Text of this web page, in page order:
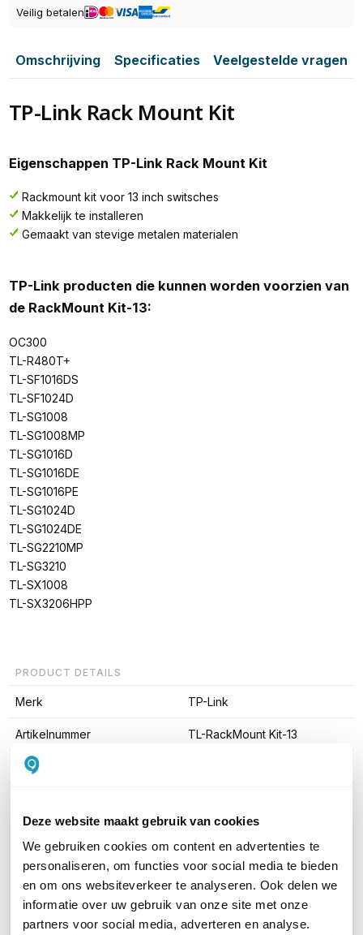
Deze website maakt gebruik van cookies
We gebruiken cookies om content en advertenties te
personaliseren, om functies voor social media te bieden
en om ons websiteverkeer te analyseren. Ook delen we
informatie over uw gebruik van onze site met onze
partners voor social media, adverteren en analyse.
Veilig betalen
Omschrijving Specificaties Veelgestelde vragen
TP-Link Rack Mount Kit
Eigenschappen TP-Link Rack Mount Kit
Rackmount kit voor 13 inch switsches
Makkelijk te installeren
Gemaakt van stevige metalen materialen
TP-Link producten die kunnen worden voorzien van
de RackMount Kit-13:
OC300
TL-R480T+
TL-SF1016DS
TL-SF1024D
TL-SG1008
TL-SG1008MP
TL-SG1016D
TL-SG1016DE
TL-SG1016PE
TL-SG1024D
TL-SG1024DE
TL-SG2210MP
TL-SG3210
TL-SX1008
TL-SX3206HPP
PRODUCT DETAILS
Merk TP-Link
Artikelnummer TL-RackMount Kit-13
EAN
Vraag het onze experts!
Bel ons